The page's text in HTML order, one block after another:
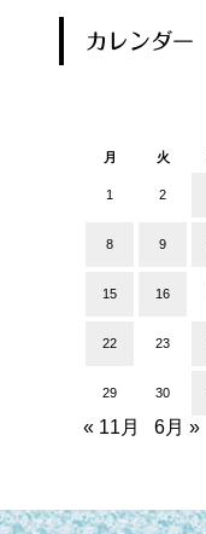
カレンダー
月
火
1 2
8 9
15 16
22 23
29 30
« 11月 6月 »